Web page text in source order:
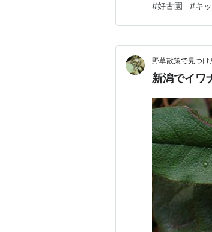
#好古園 #キ
野草散策で見つけ
新潟でイワ